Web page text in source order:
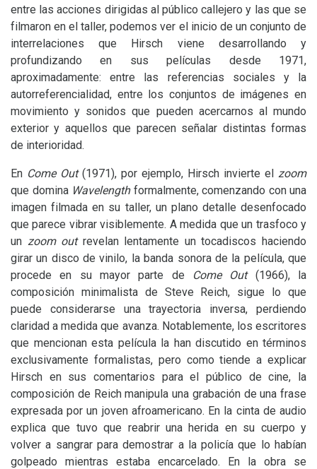
entre las acciones dirigidas al público callejero y las que se
filmaron en el taller, podemos ver el inicio de un conjunto de
interrelaciones que Hirsch viene desarrollando y
profundizando en sus películas desde 1971,
aproximadamente: entre las referencias sociales y la
autorreferencialidad, entre los conjuntos de imágenes en
movimiento y sonidos que pueden acercarnos al mundo
exterior y aquellos que parecen señalar distintas formas
de interioridad.
En Come Out (1971), por ejemplo, Hirsch invierte el zoom
que domina Wavelength formalmente, comenzando con una
imagen filmada en su taller, un plano detalle desenfocado
que parece vibrar visiblemente. A medida que un trasfoco y
un zoom out revelan lentamente un tocadiscos haciendo
girar un disco de vinilo, la banda sonora de la película, que
procede en su mayor parte de
Come Out (1966), la
composición minimalista de Steve Reich, sigue lo que
puede considerarse una trayectoria inversa, perdiendo
claridad a medida que avanza. Notablemente, los escritores
que mencionan esta película la han discutido en términos
exclusivamente formalistas, pero como tiende a explicar
Hirsch en sus comentarios para el público de cine, la
composición de Reich manipula una grabación de una frase
expresada por un joven afroamericano. En la cinta de audio
explica que tuvo que reabrir una herida en su cuerpo y
volver a sangrar para demostrar a la policía que lo habían
golpeado mientras estaba encarcelado. En la obra se